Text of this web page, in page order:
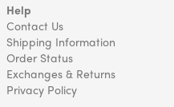
Help
Contact Us
Shipping Information
Order Status
Exchanges & Returns
Privacy Policy